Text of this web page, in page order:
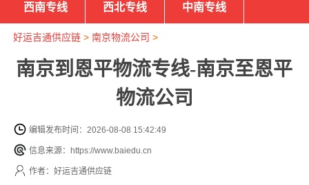
西南专线 西北专线 中南专线
好运吉通供应链> 南京物流公司 >
南京到恩平物流专线-南京至恩平
物流公司
编辑发布时间：2026-08-08 15:42:49
信息来源：https://www.baiedu.cn
作者：好运吉通供应链